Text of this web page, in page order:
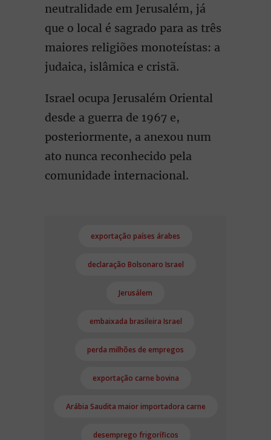
neutralidade em Jerusalém, já
que o local é sagrado para as três
maiores religiões monoteístas: a
judaica, islâmica e cristã.
Israel ocupa Jerusalém Oriental
desde a guerra de 1967 e,
posteriormente, a anexou num
ato nunca reconhecido pela
comunidade internacional.
exportação países árabes
declaração Bolsonaro Israel
Jerusálem
embaixada brasileira Israel
perda milhões de empregos
exportação carne bovina
Arábia Saudita maior importadora carne
desemprego frigoríficos